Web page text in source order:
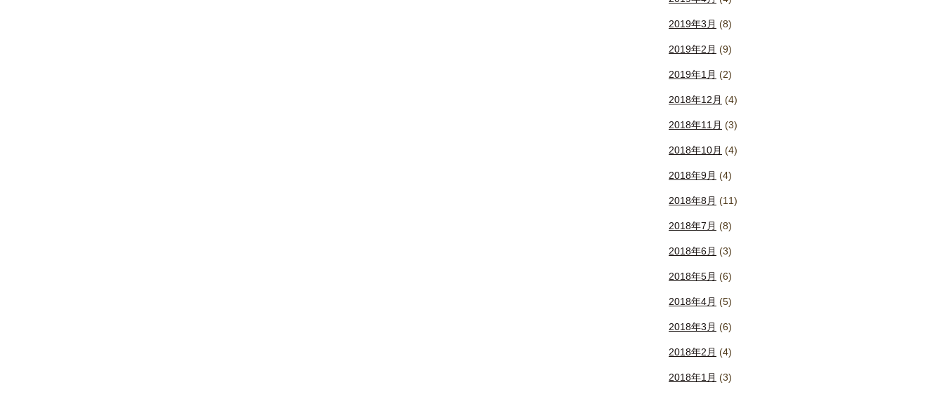
2019年3月 (8)
2019年2月 (9)
2019年1月 (2)
2018年12月 (4)
2018年11月 (3)
2018年10月 (4)
2018年9月 (4)
2018年8月 (11)
2018年7月 (8)
2018年6月 (3)
2018年5月 (6)
2018年4月 (5)
2018年3月 (6)
2018年2月 (4)
2018年1月 (3)